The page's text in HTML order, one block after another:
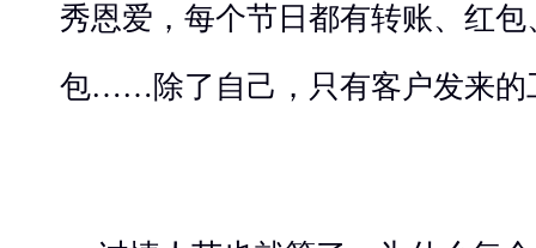
秀恩爱，每个节日都有转账、红
包……除了自己，只有客户发来的